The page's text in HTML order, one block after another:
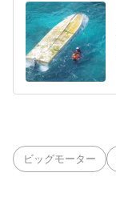
ビッグモーター